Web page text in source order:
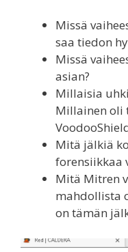
Missä
saa tiedon
Missä
asian?
Millaisia
Millainen oli
Mitä jälkiä
forensiikkaa
Mitä Mitren
mahdollista
on tämän